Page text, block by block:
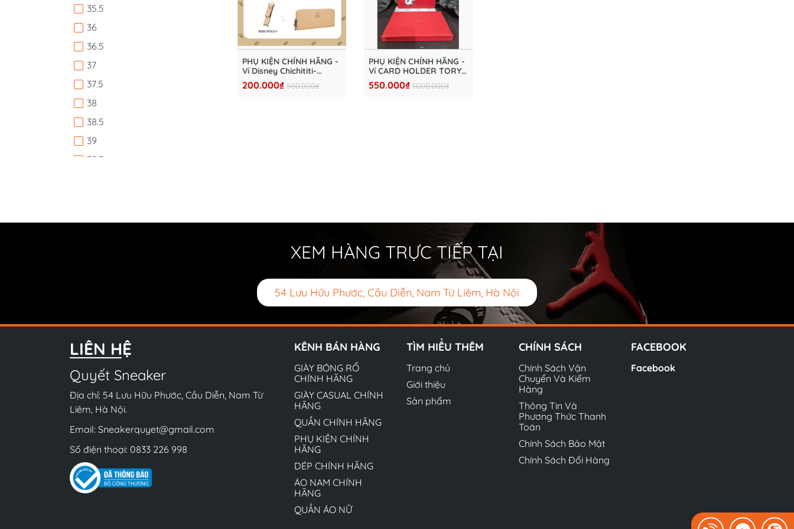
35.5
36
36.5
37
37.5
38
38.5
39
39.5
44
44.5
45.5
46
46.5
47
47.5
48
PHỤ KIỆN CHÍNH HÃNG -
Ví Disney Chichititi-
zipper long clip-Mi -
PTD21-B3-24BG
200.000₫ 500.000₫
PHỤ KIỆN CHÍNH HÃNG -
Ví CARD HOLDER TORY
BURCH MINI PURSE
DARGON - TRB2024
550.000₫ 1.000.000₫
XEM HÀNG TRỰC TIẾP TẠI
54 Lưu Hữu Phước, Cầu Diễn, Nam Từ Liêm, Hà Nội
LIÊN HỆ
Quyết Sneaker
Địa chỉ: 54 Lưu Hữu Phước, Cầu Diễn, Nam Từ
Liêm, Hà Nội.
Email: Sneakerquyet@gmail.com
Số điện thoại: 0833 226 998
KÊNH BÁN HÀNG
GIÀY BÓNG RỔ
CHÍNH HÃNG
GIÀY CASUAL CHÍNH
HÃNG
QUẦN CHÍNH HÃNG
PHỤ KIỆN CHÍNH
HÃNG
DÉP CHÍNH HÃNG
ÁO NAM CHÍNH
HÃNG
QUẦN ÁO NỮ
TÌM HIỂU THÊM
Trang chủ
Giới thiệu
Sản phẩm
CHÍNH SÁCH
Chính Sách Vận
Chuyển Và Kiểm
Hàng
Thông Tin Và
Phương Thức Thanh
Toán
Chính Sách Bảo Mật
Chính Sách Đổi Hàng
FACEBOOK
Facebook